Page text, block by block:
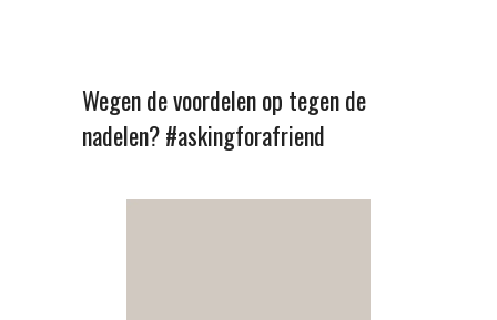
Wegen de voordelen op tegen de
nadelen? #askingforafriend